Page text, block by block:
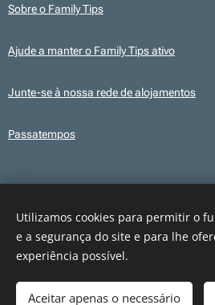
Sobre o Family Tips
Ajude a manter o Family Tips ativo
Junte-se à nossa rede de alojamentos
Passatempos
Este site utiliza, em alguns conteúdos,
criados com recurso a IA para fins
revistos e verificados antes da sua publicação.
Utilizamos cookies para permitir o
e a segurança do site e para lhe
experiência possível.
Aceitar apenas o necessário